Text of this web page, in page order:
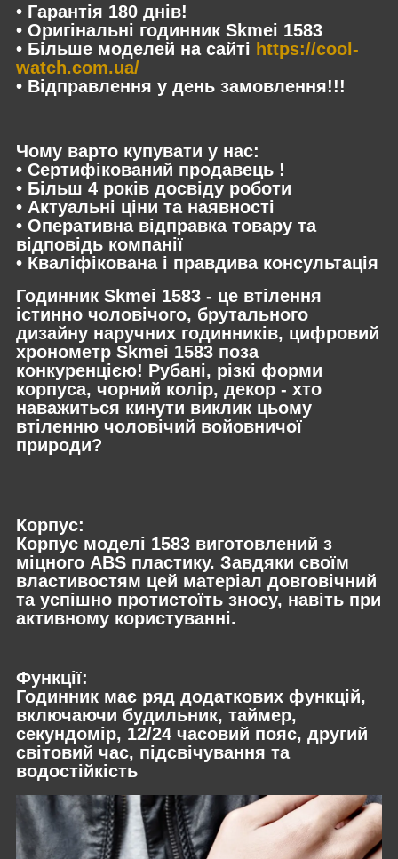
• Гарантія 180 днів!
• Оригінальні годинник Skmei 1583
• Більше моделей на сайті https://cool-
watch.com.ua/
• Відправлення у день замовлення!!!
Чому варто купувати у нас:
• Сертифікований продавець !
• Більш 4 років досвіду роботи
• Актуальні ціни та наявності
• Оперативна відправка товару та
відповідь компанії
• Кваліфікована і правдива консультація
Годинник Skmei 1583 - це втілення
істинно чоловічого, брутального
дизайну наручних годинників, цифровий
хронометр Skmei 1583 поза
конкуренцією! Рубані, різкі форми
корпуса, чорний колір, декор - хто
наважиться кинути виклик цьому
втіленню чоловічий войовничої
природи?
Корпус:
Корпус моделі 1583 виготовлений з
міцного ABS пластику. Завдяки своїм
властивостям цей матеріал довговічний
та успішно протистоїть зносу, навіть при
активному користуванні.
Функції:
Годинник має ряд додаткових функцій,
включаючи будильник, таймер,
секундомір, 12/24 часовий пояс, другий
світовий час, підсвічування та
водостійкість